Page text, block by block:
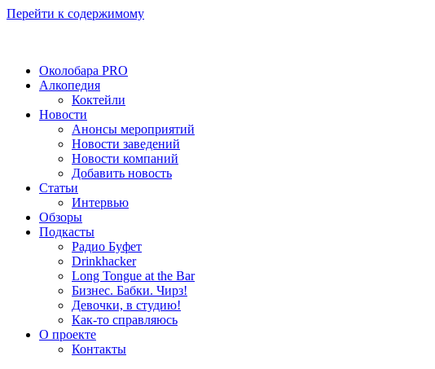
Перейти к содержимому
Околобара PRO
Алкопедия
Коктейли
Новости
Анонсы мероприятий
Новости заведений
Новости компаний
Добавить новость
Статьи
Интервью
Обзоры
Подкасты
Радио Буфет
Drinkhacker
Long Tongue at the Bar
Бизнес. Бабки. Чирз!
Девочки, в студию!
Как-то справляюсь
О проекте
Контакты